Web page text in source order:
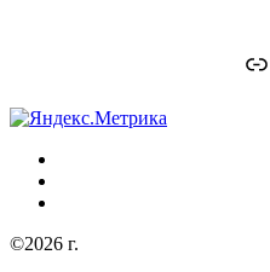
©2026 г.